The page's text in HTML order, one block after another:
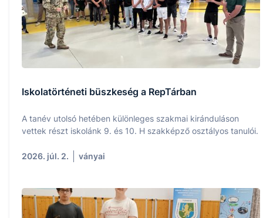
Iskolatörténeti büszkeség a RepTárban
A tanév utolsó hetében különleges szakmai kiránduláson
vettek részt iskolánk 9. és 10. H szakképző osztályos tanulói.
2026. júl. 2. ványai